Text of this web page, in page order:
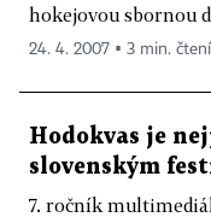
hokejovou sbornou
24. 4. 2007 ▪ 3 min. čtení
Hodokvas je
slovenským
7. ročník